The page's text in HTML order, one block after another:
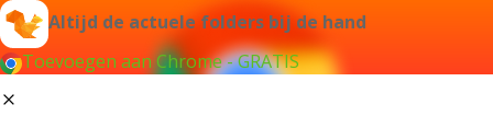
Altijd de actuele folders bij de hand
Toevoegen aan Chrome - GRATIS